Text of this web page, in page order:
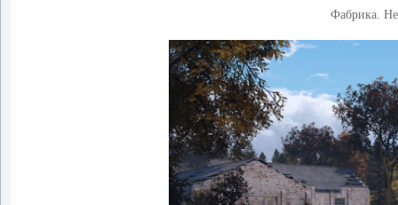
Фабрика.